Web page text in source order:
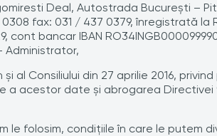
Deal, Autostrada București –
fax: 031 / 437 0379, înregistrată la
cont bancar IBAN
Administrator,
al Consiliului din 27 aprilie 2016,
a acestor date şi abrogarea Directivei
folosim, condiţiile în care le putem